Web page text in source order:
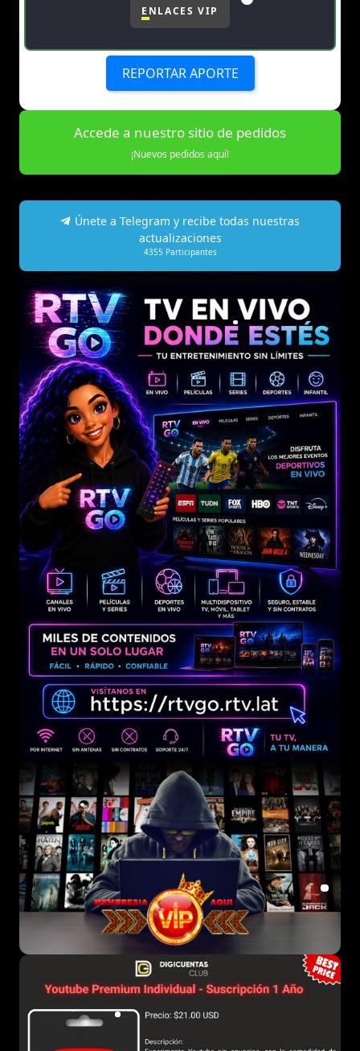
ENLACES VIP
REPORTAR APORTE
Accede a nuestro sitio de pedidos
¡Nuevos pedidos aquí!
Únete a Telegram y recibe todas nuestras
actualizaciones
4355 Participantes